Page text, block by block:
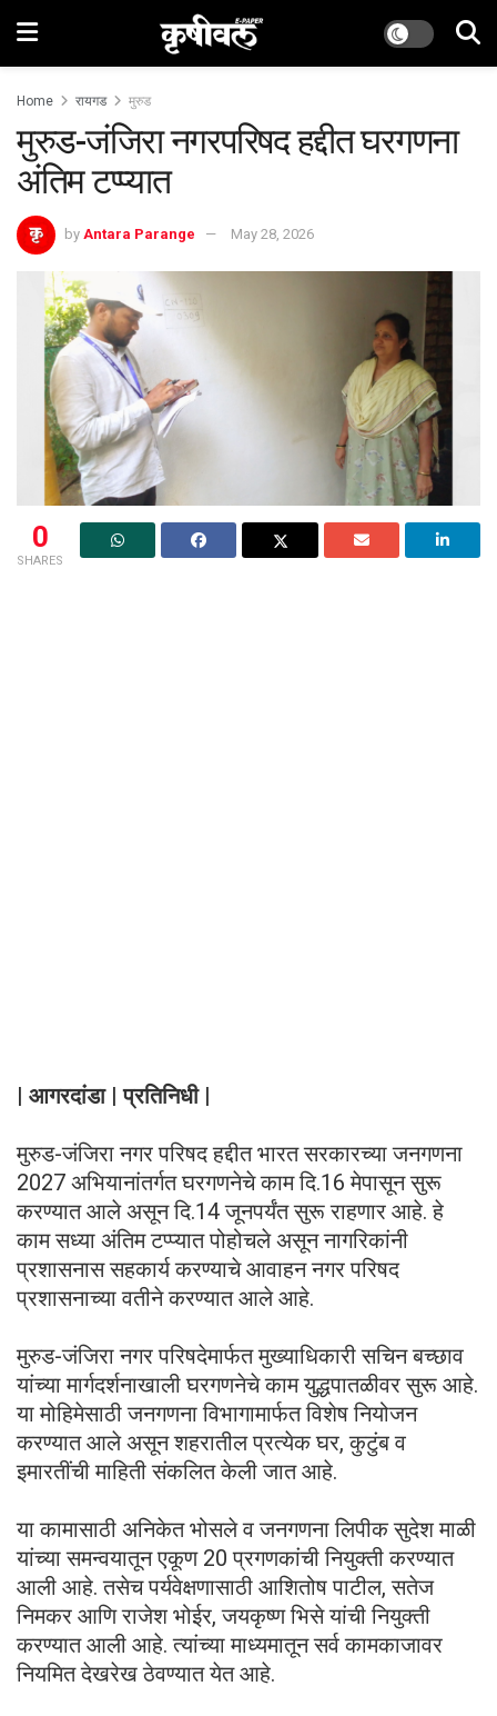
Home रायगड मुरुड
मुरुड-जंजिरा नगरपरिषद हद्दीत घरगणना
अंतिम टप्प्यात
by Antara Parange May 28, 2026
0
SHARES
| आगरदांडा | प्रतिनिधी |
मुरुड-जंजिरा नगर परिषद हद्दीत भारत सरकारच्या जनगणना
2027 अभियानांतर्गत घरगणनेचे काम दि.16 मेपासून सुरू
करण्यात आले असून दि.14 जूनपर्यंत सुरू राहणार आहे. हे
काम सध्या अंतिम टप्प्यात पोहोचले असून नागरिकांनी
प्रशासनास सहकार्य करण्याचे आवाहन नगर परिषद
प्रशासनाच्या वतीने करण्यात आले आहे.
मुरुड-जंजिरा नगर परिषदेमार्फत मुख्याधिकारी सचिन बच्छाव
यांच्या मार्गदर्शनाखाली घरगणनेचे काम युद्धपातळीवर सुरू आहे.
या मोहिमेसाठी जनगणना विभागामार्फत विशेष नियोजन
करण्यात आले असून शहरातील प्रत्येक घर, कुटुंब व
इमारतींची माहिती संकलित केली जात आहे.
या कामासाठी अनिकेत भोसले व जनगणना लिपीक सुदेश माळी
यांच्या समन्वयातून एकूण 20 प्रगणकांची नियुक्ती करण्यात
आली आहे. तसेच पर्यवेक्षणासाठी आशितोष पाटील, सतेज
निमकर आणि राजेश भोईर, जयकृष्ण भिसे यांची नियुक्ती
करण्यात आली आहे. त्यांच्या माध्यमातून सर्व कामकाजावर
नियमित देखरेख ठेवण्यात येत आहे.